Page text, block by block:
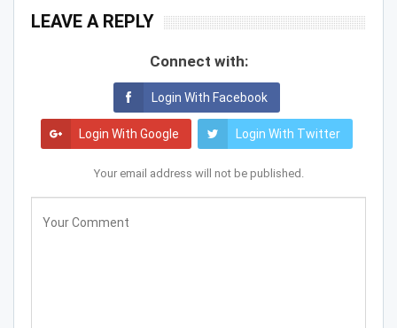
LEAVE A REPLY
Connect with:
Login With Facebook
Login With Google Login With Twitter
Your email address will not be published.